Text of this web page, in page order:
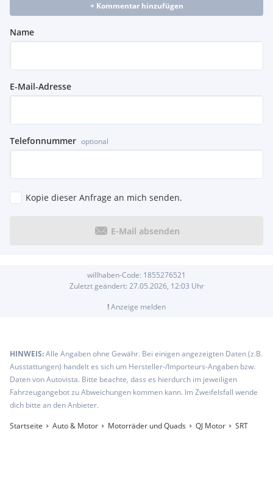
+ Kommentar hinzufügen
Name
E-Mail-Adresse
Telefonnummer optional
Kopie dieser Anfrage an mich senden.
E-Mail absenden
willhaben-Code: 1855276521
Zuletzt geändert: 27.05.2026, 12:03 Uhr
!Anzeige melden
HINWEIS:Alle Angaben ohne Gewähr. Bei einigen angezeigten Daten (z.B.
Ausstattungen) handelt es sich um Hersteller-/Importeurs-Angaben bzw.
Daten von Autovista. Bitte beachte, dass es hierdurch im jeweiligen
Fahrzeugangebot zu Abweichungen kommen kann. Im Zweifelsfall wende
dich bitte an den Anbieter.
Startseite
Auto & Motor Motorräder und Quads QJ Motor SRT